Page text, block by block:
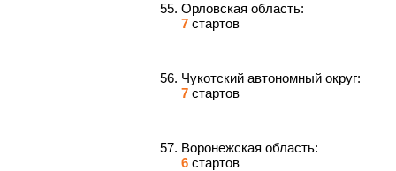
Орловская область:
7 стартов
Чукотский автономный округ:
7 стартов
Воронежская область:
6 стартов